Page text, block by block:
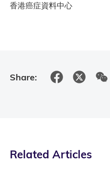
香港癌症資料中心
Share:
Related Articles